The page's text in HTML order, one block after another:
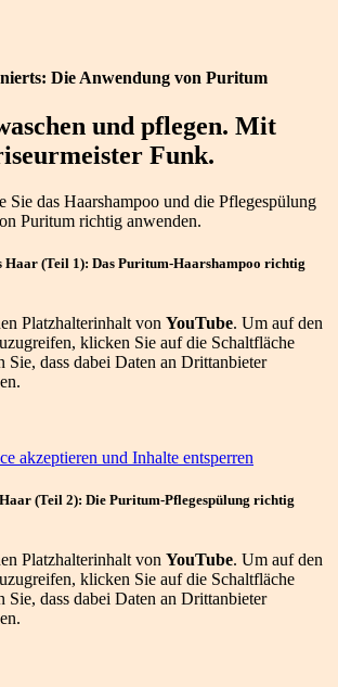
Die Anwendung von Puritum
und pflegen. Mit
Funk.
Sie das Haarshampoo und die Pflegespülung
Puritum richtig anwenden.
Haar (Teil 1): Das Puritum-Haarshampoo richtig
Platzhalterinhalt von YouTube. Um auf den
klicken Sie auf die Schaltfläche
Sie, dass dabei Daten an Drittanbieter
akzeptieren und Inhalte entsperren
(Teil 2): Die Puritum-Pflegespülung richtig
Platzhalterinhalt von YouTube. Um auf den
klicken Sie auf die Schaltfläche
Sie, dass dabei Daten an Drittanbieter